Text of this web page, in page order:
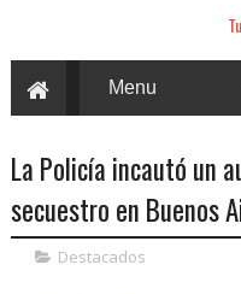
La Policía incautó un
secuestro en Buenos
Destacados